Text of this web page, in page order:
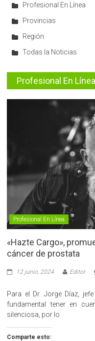
Profesional En Línea
Provincias
Región
Todas la Noticias
Profesional En Línea
Profesional En Línea
«Hazte Cargo»,
cáncer de prostata
12 junio, 2024 Editor
Para el Dr. Jorge Díaz,
fundamental tener en
silenciosa, por lo
Comparte esto: